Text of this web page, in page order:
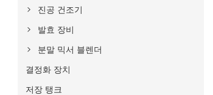
진공 건조기
발효 장비
분말 믹서 블렌더
결정화 장치
저장 탱크